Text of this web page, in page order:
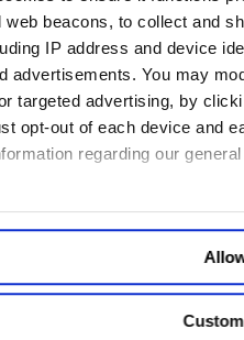
beacons, to collect and
IP address and device
advertisements. You may
targeted advertising, by
opt-out of each device and
regarding our
wird viel erwartet: Sie müssen
und sie müssen bereit sein,
als World Leader zu
Herausforderung zu
für die Anteilseigner von
meine Aufgabe. Und dann
wir das nächste
Wege finden, den Übergang
darin besteht,
Haltung die von
Verwaltern. Letzteres wollte